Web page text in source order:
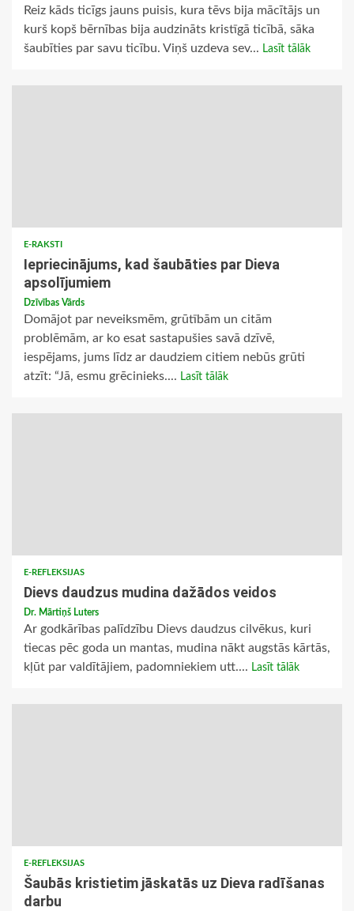
Reiz kāds ticīgs jauns puisis, kura tēvs bija mācītājs un
kurš kopš bērnības bija audzināts kristīgā ticībā, sāka
šaubīties par savu ticību. Viņš uzdeva sev... Lasīt tālāk
E-RAKSTI
Iepriecinājums, kad šaubāties par Dieva
apsolījumiem
Dzīvības Vārds
Domājot par neveiksmēm, grūtībām un citām
problēmām, ar ko esat sastapušies savā dzīvē,
iespējams, jums līdz ar daudziem citiem nebūs grūti
atzīt: “Jā, esmu grēcinieks.... Lasīt tālāk
E-REFLEKSIJAS
Dievs daudzus mudina dažādos veidos
Dr. Mārtiņš Luters
Ar godkārības palīdzību Dievs daudzus cilvēkus, kuri
tiecas pēc goda un mantas, mudina nākt augstās kārtās,
kļūt par valdītājiem, padomniekiem utt.... Lasīt tālāk
E-REFLEKSIJAS
Šaubās kristietim jāskatās uz Dieva radīšanas
darbu